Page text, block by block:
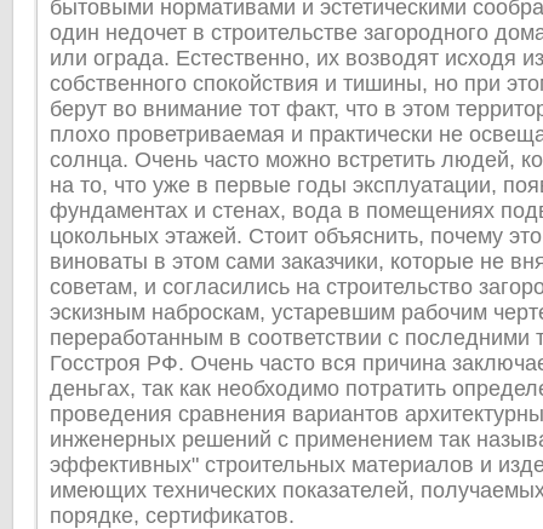
бытовыми нормативами и эстетическими
один недочет в строительстве загородного
или ограда. Естественно, их возводят исходя
собственного спокойствия и тишины, но при
берут во внимание тот факт, что в этом
плохо проветриваемая и практически не
солнца. Очень часто можно встретить людей,
на то, что уже в первые годы эксплуатации,
фундаментах и стенах, вода в помещениях
цокольных этажей. Стоит объяснить, почему
виноваты в этом сами заказчики, которые не
советам, и согласились на строительство
эскизным наброскам, устаревшим рабочим
переработанным в соответствии с последними
Госстроя РФ. Очень часто вся причина
деньгах, так как необходимо потратить
проведения сравнения вариантов
инженерных решений с применением так
эффективных" строительных материалов и
имеющих технических показателей,
порядке, сертификатов.